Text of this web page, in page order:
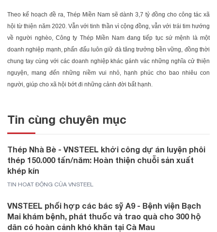
Theo kế hoạch đề ra, Thép Miền Nam sẽ dành 3,7 tỷ đồng cho công tác xã
hội từ thiện năm 2020. Vẫn với tinh thần vì cộng đồng, vẫn với trái tim hướng
về người nghèo, Công ty Thép Miền Nam đang tiếp tục sứ mệnh là một
doanh nghiệp mạnh, phấn đấu luôn giữ đà tăng trưởng bền vững, đồng thời
chung tay cùng với các doanh nghiệp khác gánh vác những nghĩa cử thiện
nguyện, mang đến những niềm vui nhỏ, hạnh phúc cho bao nhiêu con
người, giúp cho xã hội bớt đi những cảnh đời bất hạnh.
Tin cùng chuyên mục
Thép Nhà Bè - VNSTEEL khởi công dự án luyện phôi
thép 150.000 tấn/năm: Hoàn thiện chuỗi sản xuất
khép kín
TIN HOẠT ĐỘNG CỦA VNSTEEL
VNSTEEL phối hợp các bác sỹ A9 - Bệnh viện Bạch
Mai khám bệnh, phát thuốc và trao quà cho 300 hộ
dân có hoàn cảnh khó khăn tại Cà Mau